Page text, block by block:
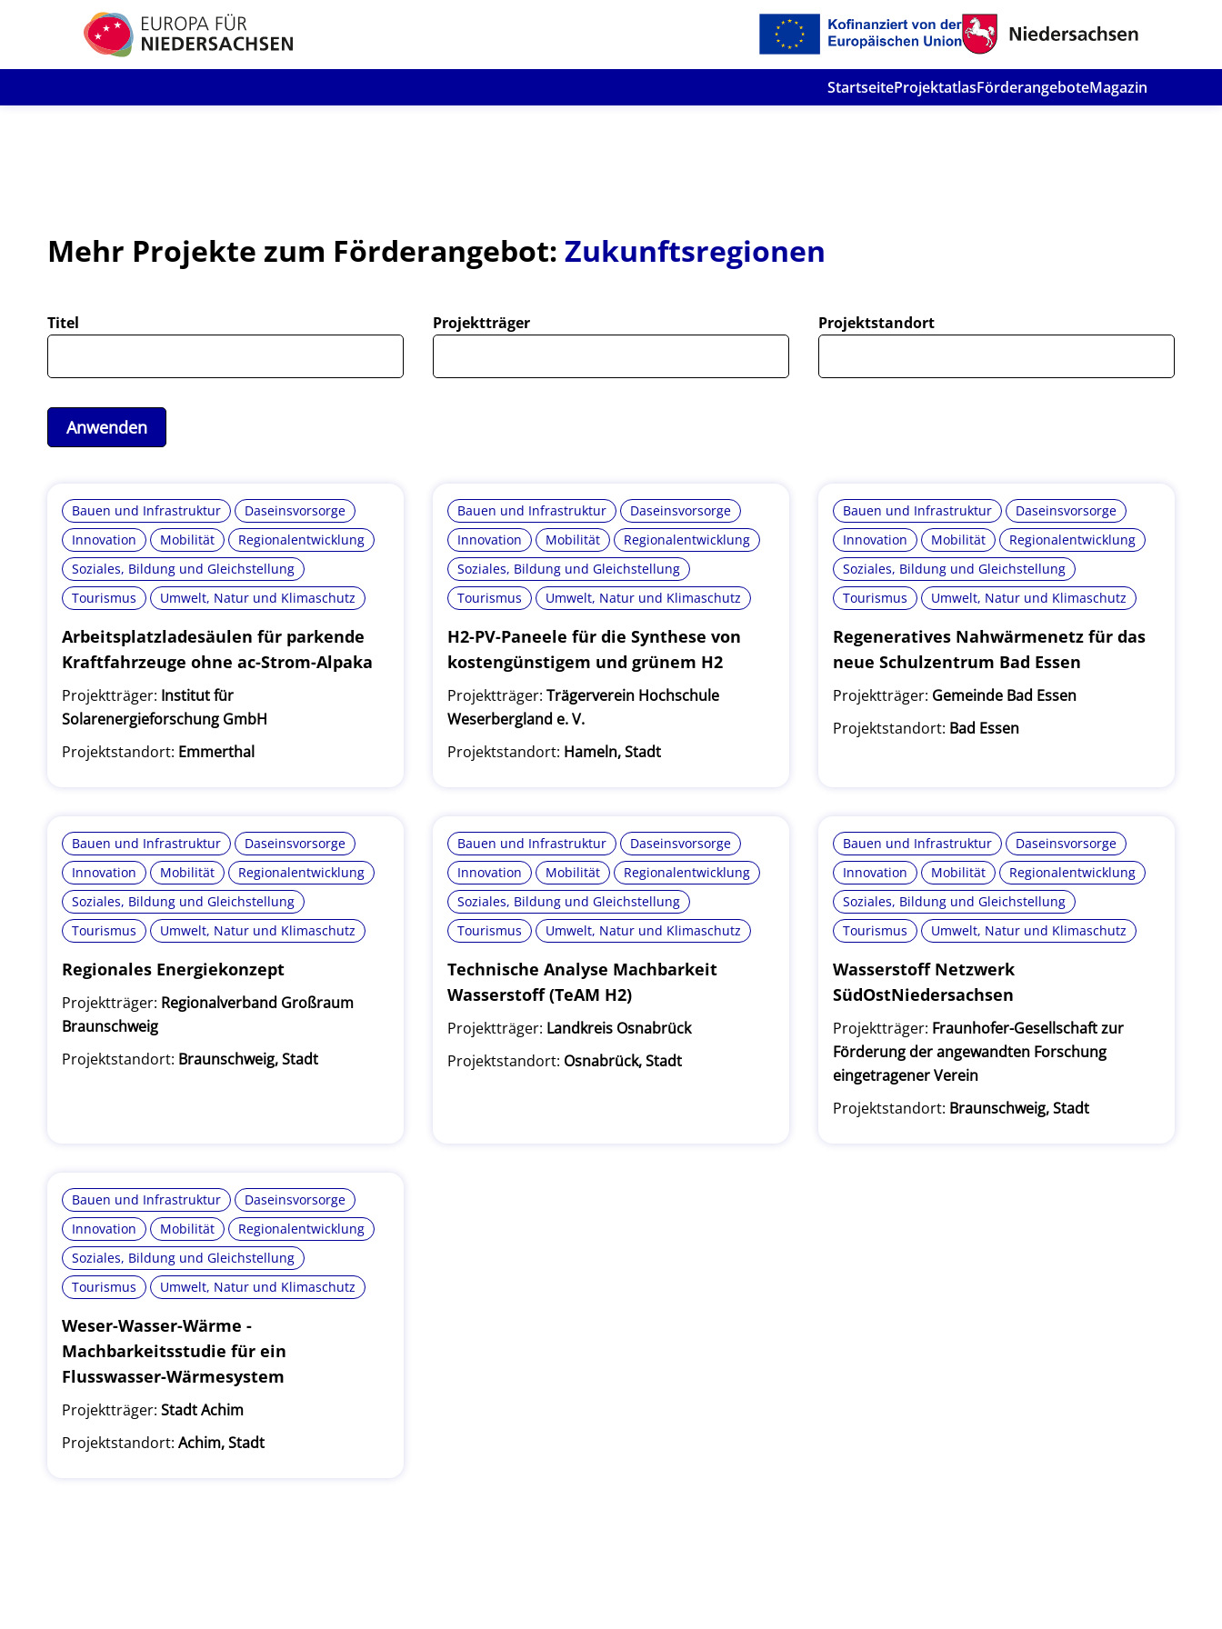
StartseiteProjektatlasFörderangeboteMagazin
Mehr Projekte zum Förderangebot: Zukunftsregionen
Titel Projektträger Projektstandort
Bauen und Infrastruktur
Daseinsvorsorge
Innovation
Mobilität
Regionalentwicklung
Soziales, Bildung und Gleichstellung
Tourismus
Umwelt, Natur und Klimaschutz
Arbeitsplatzladesäulen für parkende
Kraftfahrzeuge ohne ac-Strom-Alpaka
Projektträger: Institut für
Solarenergieforschung GmbH
Projektstandort: Emmerthal
Bauen und Infrastruktur
Daseinsvorsorge
Innovation
Mobilität
Regionalentwicklung
Soziales, Bildung und Gleichstellung
Tourismus
Umwelt, Natur und Klimaschutz
H2-PV-Paneele für die Synthese von
kostengünstigem und grünem H2
Projektträger: Trägerverein Hochschule
Weserbergland e. V.
Projektstandort: Hameln, Stadt
Bauen und Infrastruktur
Daseinsvorsorge
Innovation
Mobilität
Regionalentwicklung
Soziales, Bildung und Gleichstellung
Tourismus
Umwelt, Natur und Klimaschutz
Regeneratives Nahwärmenetz für das
neue Schulzentrum Bad Essen
Projektträger: Gemeinde Bad Essen
Projektstandort: Bad Essen
Bauen und Infrastruktur
Daseinsvorsorge
Innovation
Mobilität
Regionalentwicklung
Soziales, Bildung und Gleichstellung
Tourismus
Umwelt, Natur und Klimaschutz
Regionales Energiekonzept
Projektträger: Regionalverband Großraum
Braunschweig
Projektstandort: Braunschweig, Stadt
Bauen und Infrastruktur
Daseinsvorsorge
Innovation
Mobilität
Regionalentwicklung
Soziales, Bildung und Gleichstellung
Tourismus
Umwelt, Natur und Klimaschutz
Technische Analyse Machbarkeit
Wasserstoff (TeAM H2)
Projektträger: Landkreis Osnabrück
Projektstandort: Osnabrück, Stadt
Bauen und Infrastruktur
Daseinsvorsorge
Innovation
Mobilität
Regionalentwicklung
Soziales, Bildung und Gleichstellung
Tourismus
Umwelt, Natur und Klimaschutz
Wasserstoff Netzwerk
SüdOstNiedersachsen
Projektträger: Fraunhofer-Gesellschaft zur
Förderung der angewandten Forschung
eingetragener Verein
Projektstandort: Braunschweig, Stadt
Bauen und Infrastruktur
Daseinsvorsorge
Innovation
Mobilität
Regionalentwicklung
Soziales, Bildung und Gleichstellung
Tourismus
Umwelt, Natur und Klimaschutz
Weser-Wasser-Wärme -
Machbarkeitsstudie für ein
Flusswasser-Wärmesystem
Projektträger: Stadt Achim
Projektstandort: Achim, Stadt